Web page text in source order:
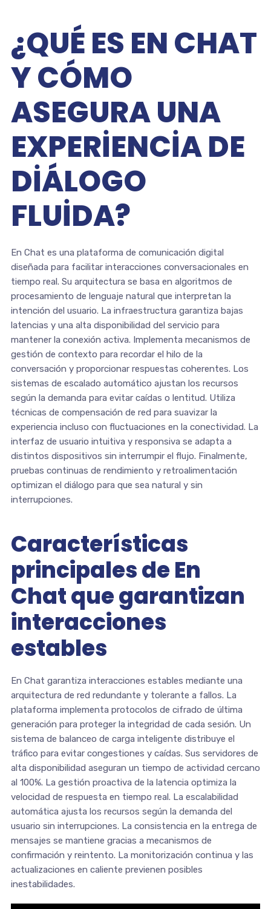
¿QUÉ ES EN CHAT
Y CÓMO
ASEGURA UNA
EXPERIENCIA DE
DIÁLOGO
FLUIDA?
En Chat es una plataforma de comunicación digital
diseñada para facilitar interacciones conversacionales en
tiempo real. Su arquitectura se basa en algoritmos de
procesamiento de lenguaje natural que interpretan la
intención del usuario. La infraestructura garantiza bajas
latencias y una alta disponibilidad del servicio para
mantener la conexión activa. Implementa mecanismos de
gestión de contexto para recordar el hilo de la
conversación y proporcionar respuestas coherentes. Los
sistemas de escalado automático ajustan los recursos
según la demanda para evitar caídas o lentitud. Utiliza
técnicas de compensación de red para suavizar la
experiencia incluso con fluctuaciones en la conectividad. La
interfaz de usuario intuitiva y responsiva se adapta a
distintos dispositivos sin interrumpir el flujo. Finalmente,
pruebas continuas de rendimiento y retroalimentación
optimizan el diálogo para que sea natural y sin
interrupciones.
Características
principales de En
Chat que garantizan
interacciones
estables
En Chat garantiza interacciones estables mediante una
arquitectura de red redundante y tolerante a fallos. La
plataforma implementa protocolos de cifrado de última
generación para proteger la integridad de cada sesión. Un
sistema de balanceo de carga inteligente distribuye el
tráfico para evitar congestiones y caídas. Sus servidores de
alta disponibilidad aseguran un tiempo de actividad cercano
al 100%. La gestión proactiva de la latencia optimiza la
velocidad de respuesta en tiempo real. La escalabilidad
automática ajusta los recursos según la demanda del
usuario sin interrupciones. La consistencia en la entrega de
mensajes se mantiene gracias a mecanismos de
confirmación y reintento. La monitorización continua y las
actualizaciones en caliente previenen posibles
inestabilidades.